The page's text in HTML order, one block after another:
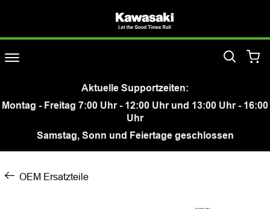
Aktuelle Supportzeiten:
Montag - Freitag 7:00 Uhr - 12:00 Uhr und 13:00 Uhr - 16:00
Uhr
Samstag, Sonn und Feiertage geschlossen
OEM Ersatzteile